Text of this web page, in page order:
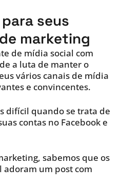
seus
marketing
de mídia social com
a luta de manter o
vários canais de mídia
e convincentes.
difícil quando se trata de
contas no Facebook e
sabemos que os
adoram um post com